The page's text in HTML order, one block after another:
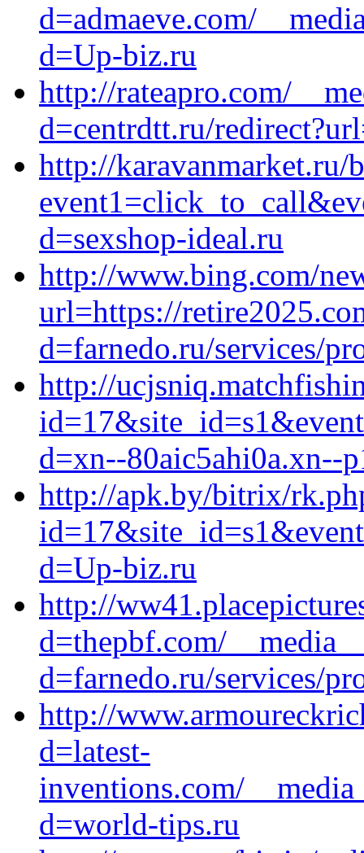
d=admaeve.com/
d=Up-biz.ru
http://rateapro.com/
d=centrdtt.ru/
http://karavanmarket.ru/
d=sexshop-ideal.ru
http://www.bing.com/
url=https://
d=farnedo.ru/services/
http://
d=xn--80aic5ahi0a.xn--
http://apk.by/bitrix/
d=Up-biz.ru
http://
d=thepbf.com/
d=farnedo.ru/services/
http://
d=latest-
inventions.com/
d=world-tips.ru